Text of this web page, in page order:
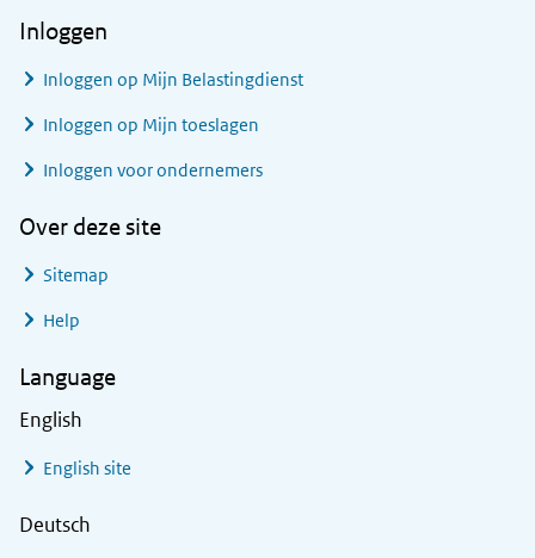
Inloggen
Inloggen op Mijn Belastingdienst
Inloggen op Mijn toeslagen
Inloggen voor ondernemers
Over deze site
Sitemap
Help
Language
English
English site
Deutsch